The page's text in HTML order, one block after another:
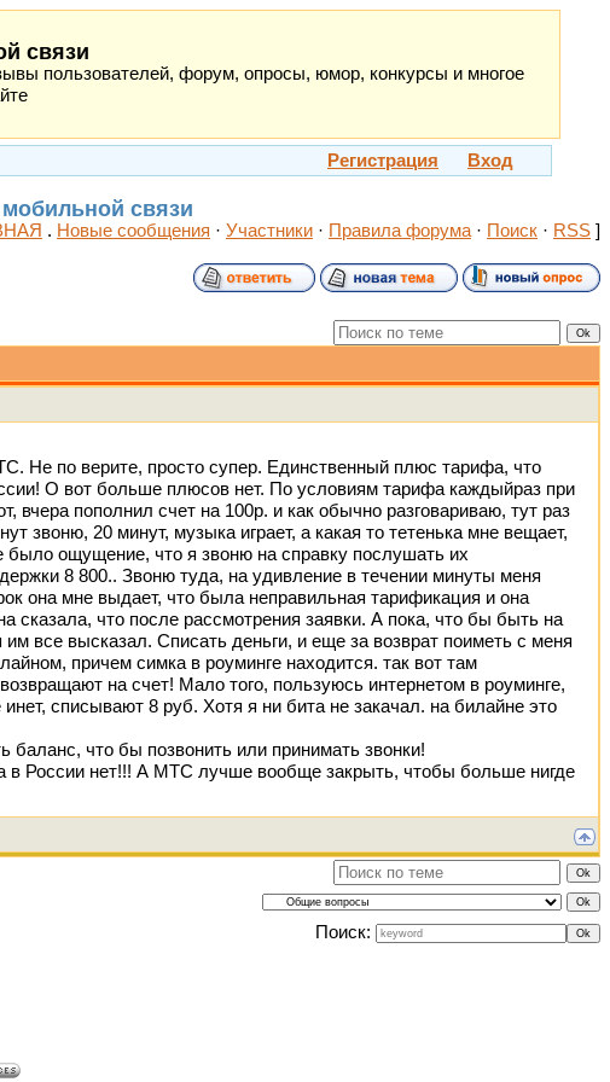
связи
пользователей, форум, опросы, юмор, конкурсы и многое
Регистрация Вход
связи
. Новые сообщения · Участники · Правила форума · Поиск · RSS ]
Не по верите, просто супер. Единственный плюс тарифа, что
О вот больше плюсов нет. По условиям тарифа каждыйраз при
вчера пополнил счет на 100р. и как обычно разговариваю, тут раз
звоню, 20 минут, музыка играет, а какая то тетенька мне вещает,
ощущение, что я звоню на справку послушать их
8 800.. Звоню туда, на удивление в течении минуты меня
она мне выдает, что была неправильная тарификация и она
сказала, что после рассмотрения заявки. А пока, что бы быть на
все высказал. Списать деньги, и еще за возврат поиметь с меня
причем симка в роуминге находится. так вот там
на счет! Мало того, пользуюсь интернетом в роуминге,
списывают 8 руб. Хотя я ни бита не закачал. на билайне это
баланс, что бы позвонить или принимать звонки!
России нет!!! А МТС лучше вообще закрыть, чтобы больше нигде
Поиск: